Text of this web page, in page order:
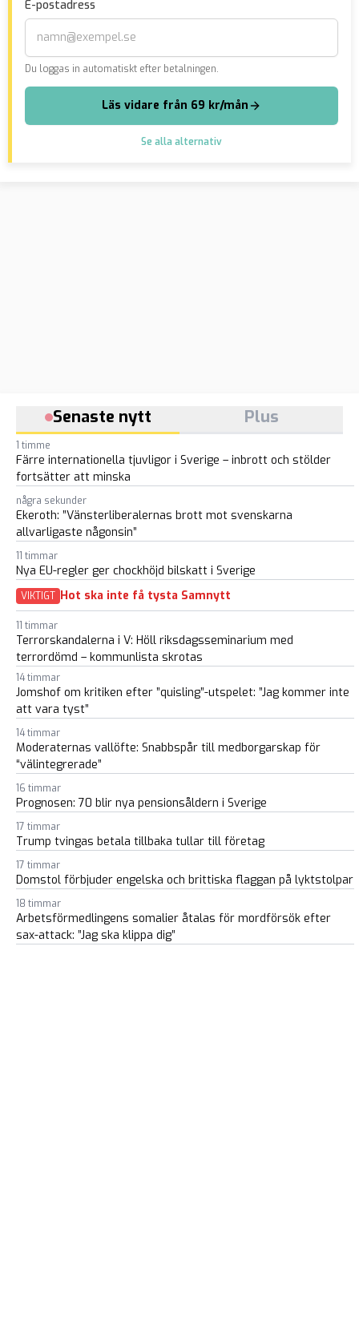
E-postadress
Du loggas in automatiskt efter betalningen.
Läs vidare från 69 kr/mån
Se alla alternativ
Senaste nytt Plus
1 timme
Färre internationella tjuvligor i Sverige – inbrott och stölder
fortsätter att minska
några sekunder
Ekeroth: ”Vänsterliberalernas brott mot svenskarna
allvarligaste någonsin”
11 timmar
Nya EU-regler ger chockhöjd bilskatt i Sverige
VIKTIGT Hot ska inte få tysta Samnytt
11 timmar
Terrorskandalerna i V: Höll riksdagsseminarium med
terrordömd – kommunlista skrotas
14 timmar
Jomshof om kritiken efter ”quisling”-utspelet: ”Jag kommer inte
att vara tyst”
14 timmar
Moderaternas vallöfte: Snabbspår till medborgarskap för
“välintegrerade”
16 timmar
Prognosen: 70 blir nya pensionsåldern i Sverige
17 timmar
Trump tvingas betala tillbaka tullar till företag
17 timmar
Domstol förbjuder engelska och brittiska flaggan på lyktstolpar
18 timmar
Arbetsförmedlingens somalier åtalas för mordförsök efter
sax-attack: ”Jag ska klippa dig”